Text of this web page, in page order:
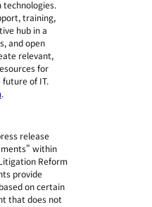
training,
hub in a
and open
relevant,
for
of IT.
.
release
within
Reform
provide
on certain
that does not